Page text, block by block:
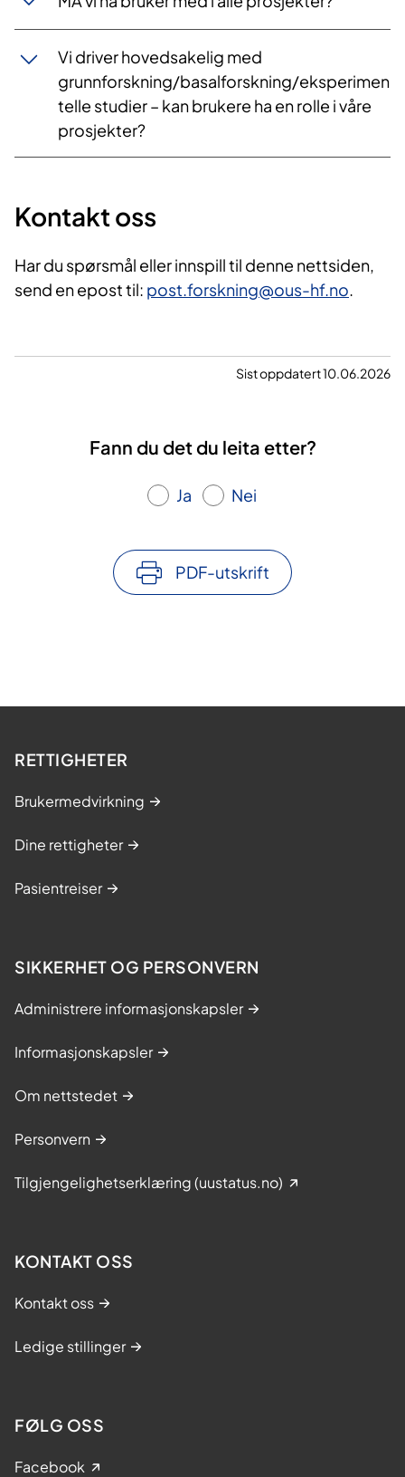
Vi driver hovedsakelig med
grunnforskning/basalforskning/eksperimen
telle studier – kan brukere ha en rolle i våre
prosjekter?
Kontakt oss
Har du spørsmål eller innspill til denne nettsiden,
send en epost til: post.forskning@ous-hf.no.
Sist oppdatert 10.06.2026
Fann du det du leita etter?
Ja Nei
PDF-utskrift
RETTIGHETER
Brukermedvirkning
Dine rettigheter
Pasientreiser
SIKKERHET OG PERSONVERN
Administrere informasjonskapsler
Informasjonskapsler
Om nettstedet
Personvern
Tilgjengelighetserklæring (uustatus.no)
KONTAKT OSS
Kontakt oss
Ledige stillinger
FØLG OSS
Facebook